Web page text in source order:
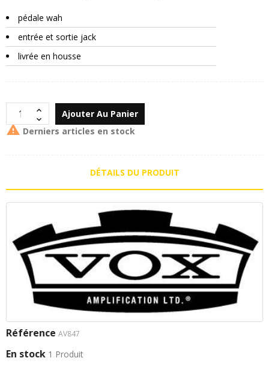
pédale wah
entrée et sortie jack
livrée en housse
Ajouter Au Panier
 Derniers articles en stock
DÉTAILS DU PRODUIT
Référence AV847
En stock 1 Produit